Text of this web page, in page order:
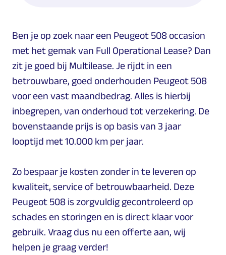
Ben je op zoek naar een Peugeot 508 occasion
met het gemak van Full Operational Lease? Dan
zit je goed bij Multilease. Je rijdt in een
betrouwbare, goed onderhouden Peugeot 508
voor een vast maandbedrag. Alles is hierbij
inbegrepen, van onderhoud tot verzekering. De
bovenstaande prijs is op basis van 3 jaar
looptijd met 10.000 km per jaar.
Zo bespaar je kosten zonder in te leveren op
kwaliteit, service of betrouwbaarheid. Deze
Peugeot 508 is zorgvuldig gecontroleerd op
schades en storingen en is direct klaar voor
gebruik. Vraag dus nu een offerte aan, wij
helpen je graag verder!